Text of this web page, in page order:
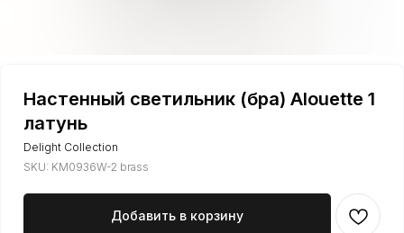
Настенный светильник (бра) Alouette 1
латунь
Delight Collection
SKU: KM0936W-2 brass
Добавить в корзину